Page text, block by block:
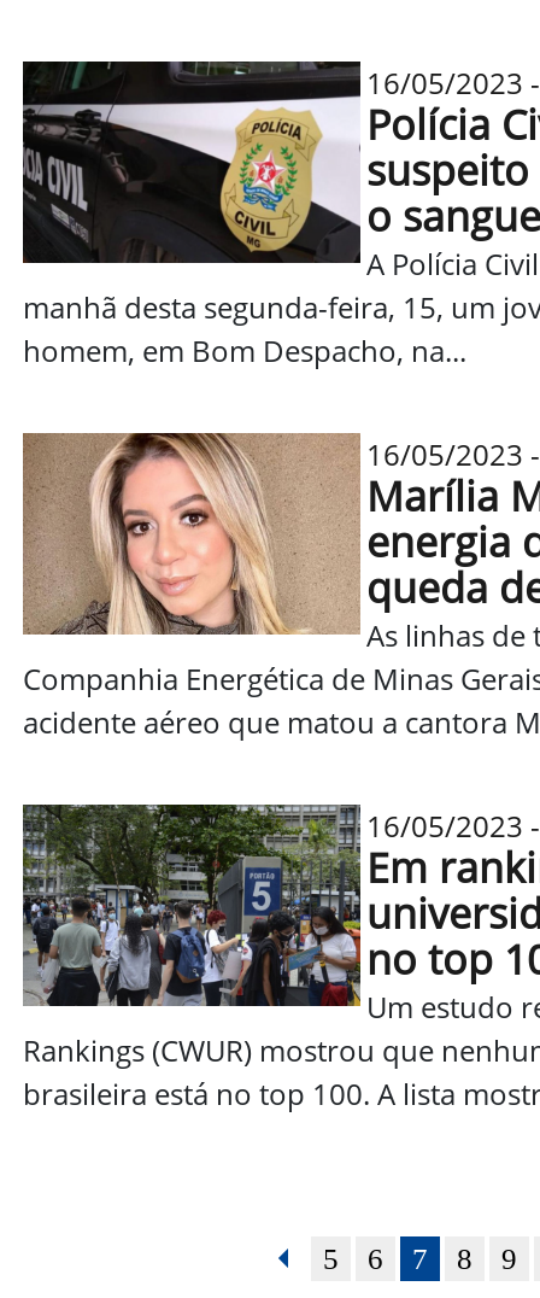
16/05/2023
Polícia
o
A Polícia
manhã desta segunda-feira, 15, um
homem, em Bom Despacho, na...
16/05/2023
Marília
energia
queda
As linhas de
Companhia Energética de Minas
acidente aéreo que matou a cantora
16/05/2023
Em
no top
Um estudo
Rankings (CWUR) mostrou que
brasileira está no top 100. A lista
5 6 7 8 9